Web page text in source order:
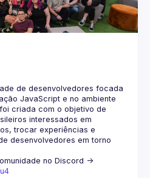
de desenvolvedores focada
JavaScript e no ambiente
criada com o objetivo de
interessados em
trocar experiências e
desenvolvedores em torno
no Discord ->